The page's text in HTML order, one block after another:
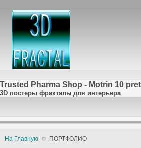
Trusted Pharma Shop - Motrin 10 pret
3D постеры фракталы для интерьера
На Главную ПОРТФОЛИО